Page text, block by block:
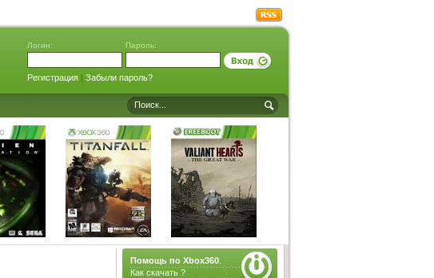
Логин: Пароль:
Регистрация| Забыли пароль?
Помощь по Xbox360.
Как скачать ?